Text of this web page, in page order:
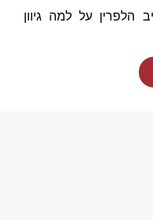
הלפרין על למה גיוון